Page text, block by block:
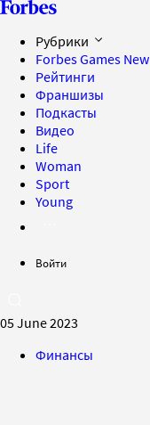
Рубрики
Forbes Games New
Рейтинги
Франшизы
Подкасты
Видео
Life
Woman
Sport
Young
Войти
05 June 2023
Финансы